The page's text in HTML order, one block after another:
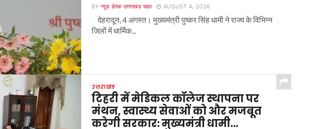
BYन्यूज़ डेस्क उत्तराखंड पहल AUGUST 4, 2026
देहरादून, 4 अगस्त। मुख्यमंत्री पुष्कर सिंह धामी ने राज्य के विभिन्न
जिलों में धार्मिक...
उत्तराखंड
टिहरी में मेडिकल कॉलेज स्थापना पर
मंथन, स्वास्थ्य सेवाओं को और मजबूत
करेगी सरकार: मुख्यमंत्री धामी…